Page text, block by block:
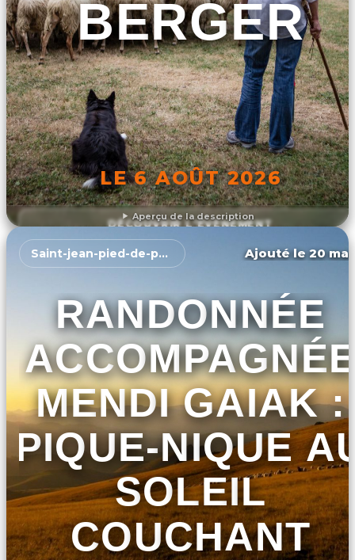
Aperçu de la description
BERGER
LE 6 AOÛT 2026
DÉCOUVRIR L'ÉVÉNEMENT
Saint-jean-pied-de-port Ajouté le 20
RANDONNÉE
ACCOMPAGNÉE
MENDI GAIAK :
PIQUE-NIQUE
SOLEIL
COUCHANT